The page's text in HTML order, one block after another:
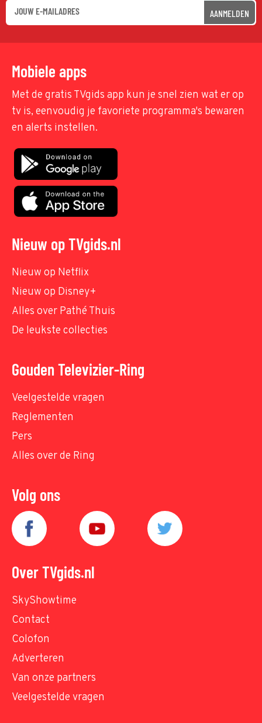
AANMELDEN
Mobiele apps
Met de gratis TVgids app kun je snel zien wat er op
tv is, eenvoudig je favoriete programma's bewaren
en alerts instellen.
Nieuw op TVgids.nl
Nieuw op Netflix
Nieuw op Disney+
Alles over Pathé Thuis
De leukste collecties
Gouden Televizier-Ring
Veelgestelde vragen
Reglementen
Pers
Alles over de Ring
Volg ons
Over TVgids.nl
SkyShowtime
Contact
Colofon
Adverteren
Van onze partners
Veelgestelde vragen